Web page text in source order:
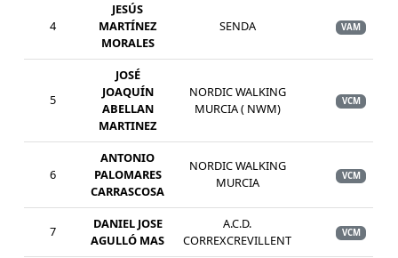
4
JESÚS
MARTÍNEZ
MORALES
SENDA VAM
5
JOSÉ
JOAQUÍN
ABELLAN
MARTINEZ
NORDIC WALKING
MURCIA ( NWM)
VCM
6
ANTONIO
PALOMARES
CARRASCOSA
NORDIC WALKING
MURCIA
VCM
7
DANIEL JOSE
AGULLÓ MAS
A.C.D.
CORREXCREVILLENT
VCM